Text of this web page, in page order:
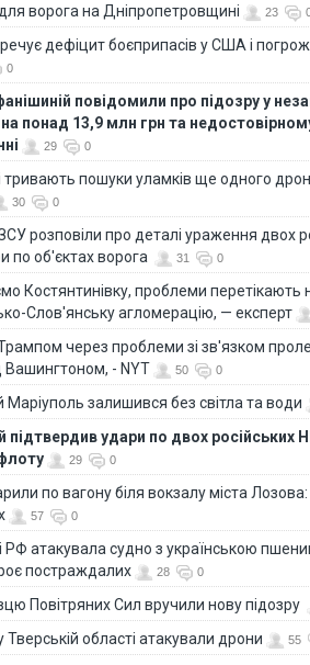
ворога на Дніпропетровщині
23
дефіцит боєприпасів у США і
0
повідомили про підозру у
на понад 13,9 млн грн та
29 0
тривають пошуки уламків ще одного
30 0
розповіли про деталі ураження двох
по об'єктах ворога
31 0
Костянтинівку, проблеми перетікають
Слов'янську агломерацію, — експерт
Трампом через проблеми зі зв'язком
Вашингтоном, - NYT
50 0
залишився без світла та води
підтвердив удари по двох російських
29 0
по вагону біля вокзалу міста
57 0
РФ атакувала судно з українською
постраждалих
28 0
Повітряних Сил вручили нову підозру
Тверській області атакували дрони 55